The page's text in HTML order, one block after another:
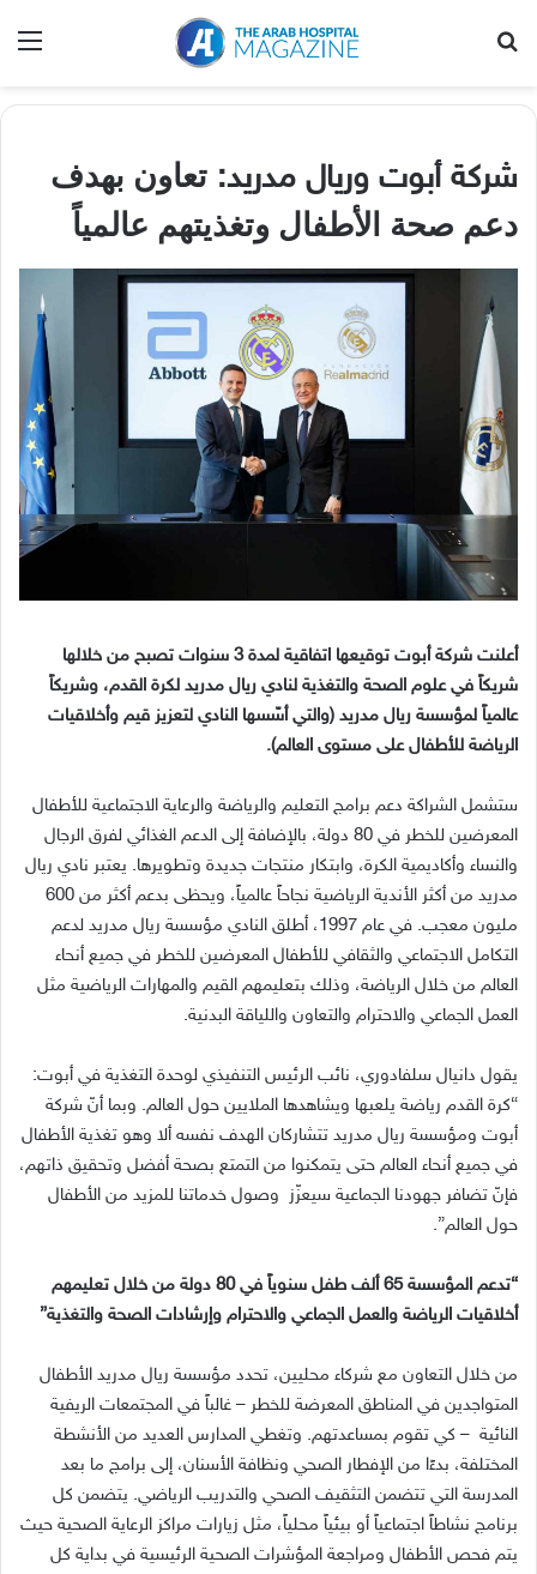
شركة أبوت وريال مدريد: تعاون بهدف
دعم صحة الأطفال وتغذيتهم عالمياً
أعلنت شركة أبوت توقيعها اتفاقية لمدة3
سنوات تصبح من خلالها
شريكاً في علوم الصحة والتغذية لنادي ريال مدريد لكرة القدم، وشريكاً
عالمياً لمؤسسة ريال مدريد (والتي أسّسها النادي لتعزيز قيم وأخلاقيات
الرياضة للأطفال على مستوى العالم).
ستشمل الشراكة دعم برامج التعليم والرياضة والرعاية الاجتماعية للأطفال
المعرضين للخطر في
دولة، بالإضافة إلى الدعم الغذائي لفرق الرجال
والنساء وأكاديمية الكرة، وابتكار منتجات جديدة وتطويرها. يعتبر نادي ريال
مدريد من أكثر الأندية الرياضية نجاحاً عالمياً، ويحظى بدعم أكثر من
مليون معجب. في عام
، أطلق النادي مؤسسة ريال مدريد لدعم
التكامل الاجتماعي والثقافي للأطفال المعرضين للخطر في جميع أنحاء
العالم من خلال الرياضة، وذلك بتعليمهم القيم والمهارات الرياضية مثل
العمل الجماعي والاحترام والتعاون واللياقة البدنية.
يقول دانيال سلفادوري، نائب الرئيس التنفيذي لوحدة التغذية في أبوت:
“كرة القدم رياضة يلعبها ويشاهدها الملايين حول العالم. وبما أنّ شركة
أبوت ومؤسسة ريال مدريد تتشاركان الهدف نفسه ألا وهو تغذية الأطفال
في جميع أنحاء العالم حتى يتمكنوا من التمتع بصحة أفضل وتحقيق ذاتهم،
فإنّ تضافر جهودنا الجماعية سيعزّز
وصول خدماتنا للمزيد من الأطفال
حول العالم”.
“تدعم المؤسسة65 ألف طفل سنوياً في80
دولة من خلال تعليمهم
أخلاقيات الرياضة والعمل الجماعي والاحترام وإرشادات الصحة والتغذية”
من خلال التعاون مع شركاء محليين، تحدد مؤسسة ريال مدريد الأطفال
المتواجدين في المناطق المعرضة للخطر – غالباً في المجتمعات الريفية
النائية – كي تقوم بمساعدتهم. وتغطي المدارس العديد من الأنشطة
المختلفة، بدءًا من الإفطار الصحي ونظافة الأسنان، إلى برامج ما بعد
المدرسة التي تتضمن التثقيف الصحي والتدريب الرياضي. يتضمن كل
برنامج نشاطاً اجتماعياً أو بيئياً محلياً، مثل زيارات مراكز الرعاية الصحية حيث
يتم فحص الأطفال ومراجعة المؤشرات الصحية الرئيسية في بداية كل